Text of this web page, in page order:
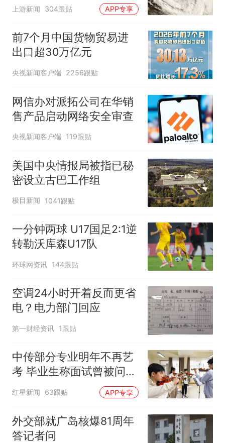
么大
上游新闻 304跟贴 APP专享
前7个月中国货物贸易进
出口超30万亿元
央视新闻客户端 2256跟贴
网信办对派拓公司在华销
售产品启动网络安全审查
央视新闻客户端 119跟贴
美国中央情报局被指已秘
密设立古巴工作组
极目新闻 1041跟贴
一分钟两球 U17国足2:1逆
转勒沃库森U17队
环球网资讯 144跟贴
空调24小时开着反而更省
电？电力部门回应
第一财经资讯 1跟贴
中传部分专业明年不再艺
考 毕业生称面试曾被问
“如何策划晚会” 专家：遏
红星新闻 63跟贴 APP专享
外交部就广岛核爆81周年
答记者问